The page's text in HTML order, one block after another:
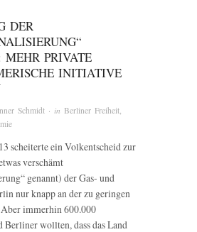
DER
PRIVATE
INITIATIVE
Schmidt · in Berliner Freiheit,
scheiterte ein Volkentscheid zur
verschämt
genannt) der Gas- und
nur knapp an der zu geringen
immerhin 600.000
wollten, dass das Land